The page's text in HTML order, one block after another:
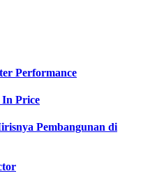
Performance
In Price
Pembangunan di